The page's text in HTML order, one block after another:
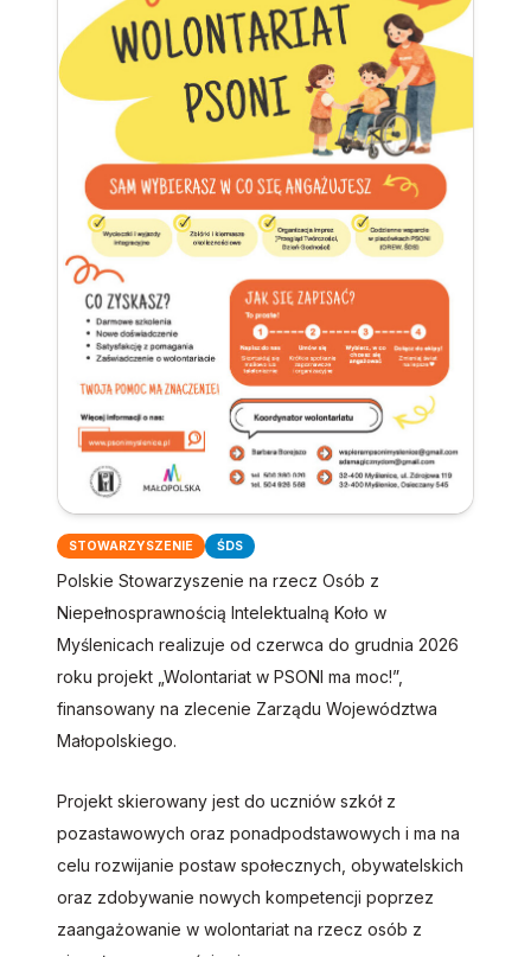
STOWARZYSZENIE ŚDS
Polskie Stowarzyszenie na rzecz Osób z
Niepełnosprawnością Intelektualną Koło w
Myślenicach realizuje od czerwca do grudnia 2026
roku projekt „Wolontariat w PSONI ma moc!”,
finansowany na zlecenie Zarządu Województwa
Małopolskiego.
Projekt skierowany jest do uczniów szkół z
pozastawowych oraz ponadpodstawowych i ma na
celu rozwijanie postaw społecznych, obywatelskich
oraz zdobywanie nowych kompetencji poprzez
zaangażowanie w wolontariat na rzecz osób z